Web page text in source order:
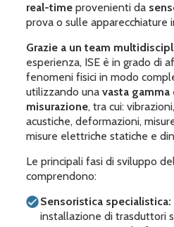
real-time provenienti da
prova o sulle apparecchiature
Grazie a un team
esperienza, ISE è in grado di
fenomeni fisici in modo
utilizzando una vasta
misurazione, tra cui:
acustiche, deformazioni,
misure elettriche statiche e
Le principali fasi di sviluppo
comprendono:
Sensoristica specialistica:
installazione di trasduttori